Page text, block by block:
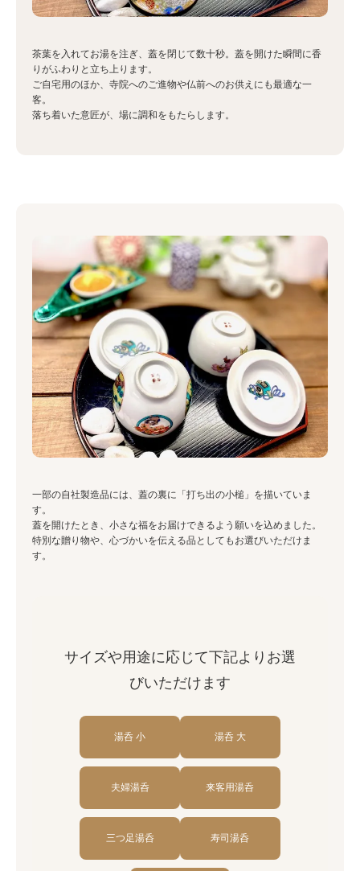
茶葉を入れてお湯を注ぎ、蓋を閉じて数十秒。蓋を開けた瞬間に香
りがふわりと立ち上ります。
ご自宅用のほか、寺院へのご進物や仏前へのお供えにも最適な一
客。
落ち着いた意匠が、場に調和をもたらします。
一部の自社製造品には、蓋の裏に「打ち出の小槌」を描いていま
す。
蓋を開けたとき、小さな福をお届けできるよう願いを込めました。
特別な贈り物や、心づかいを伝える品としてもお選びいただけま
す。
サイズや用途に応じて下記よりお選
びいただけます
湯呑 小 湯呑 大
夫婦湯呑 来客用湯呑
三つ足湯呑 寿司湯呑